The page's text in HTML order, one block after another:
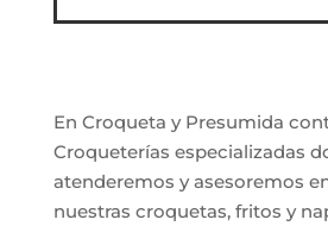
En Croqueta y Presumida
Croqueterías especializadas
atenderemos y asesoremos
nuestras croquetas, fritos y